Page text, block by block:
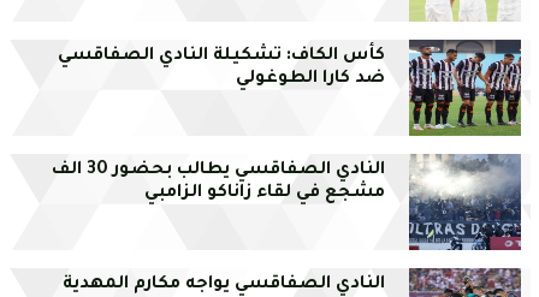
كأس الكاف: تشكيلة النادي الصفاقسي
ضد كارا الطوغولي
النادي الصفاقسي يطالب بحضور 30 الف
مشجع في لقاء زاناكو الزامبي
النادي الصفاقسي يواجه مكارم المهدية